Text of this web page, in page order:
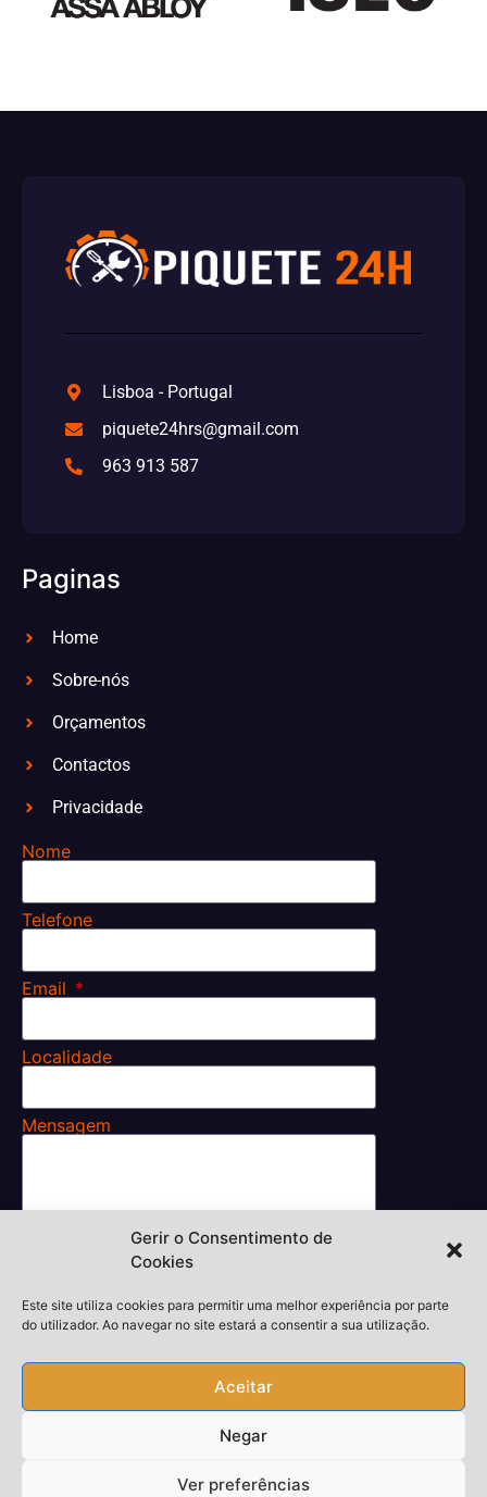
Gerir o Consentimento de
Cookies
Este site utiliza cookies para permitir uma melhor experiência por parte
do utilizador. Ao navegar no site estará a consentir a sua utilização.
Aceitar
Negar
Ver preferências
Lisboa - Portugal
piquete24hrs@gmail.com
963 913 587
Paginas
Home
Sobre-nós
Orçamentos
Contactos
Privacidade
Nome
Telefone
Email
Localidade
Mensagem
Li e aceito os
Enviar
Termos e Condições.
Desenvolvedor,thiagokieras.com
Copyright © 2026 Todos Direitos Reservados